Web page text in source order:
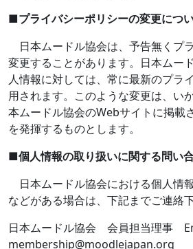
■プライバシーポリシーの変更につ
日本ムードル協会は、予告無くプ
変更することがあります。日本ムー
人情報に対しては、常に最新のプラ
用されます。このような変更は、い
本ムードル協会のWebサイトに掲載
を発揮するものとします。
■個人情報の取り扱いに関する問い
日本ムードル協会における個人情
などがある場合は、下記までご連絡下
日本ムードル協会 会員担当理事
membership@moodlejapan.org